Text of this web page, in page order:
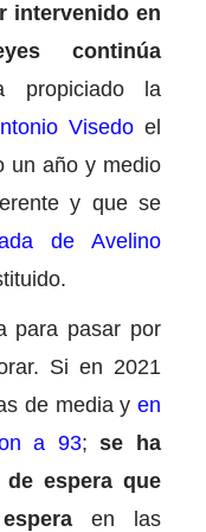
intervenido en
continúa
la
Visedo el
un año y medio
y que se
de Avelino
para pasar por
Si en 2021
de media yen
a 93;se ha
espera que
en las